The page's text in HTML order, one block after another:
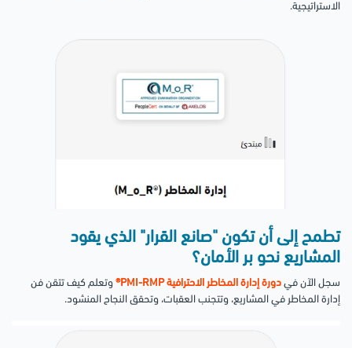
الاستراتيجية.
تطمح إلى أن تكون "صانع القرار" الذي يقود
المشاريع نحو بر الأمان؟
سجل الآن في دورة إدارة المخاطر الاحترافية PMI-RMP®
وتعلم كيف تتقن فن
إدارة المخاطر في المشاريع، وتتجنب العقبات، وتحقق النجاح المنشود.